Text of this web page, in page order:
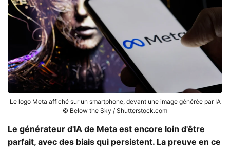
Le logo Meta affiché sur un smartphone, devant une image générée par IA
© Below the Sky / Shutterstock.com
Le générateur d'IA de Meta est encore loin d'être
parfait, avec des biais qui persistent. La preuve en ce